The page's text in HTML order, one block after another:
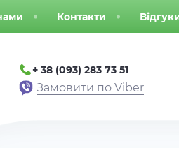
Контакти
+ 38 (093) 283 73 51
Замовити по Viber